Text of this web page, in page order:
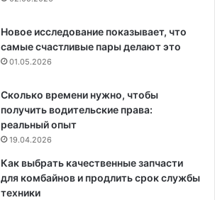
Новое исследование показывает, что
самые счастливые пары делают это
01.05.2026
Сколько времени нужно, чтобы
получить водительские права:
реальный опыт
19.04.2026
Как выбрать качественные запчасти
для комбайнов и продлить срок службы
техники